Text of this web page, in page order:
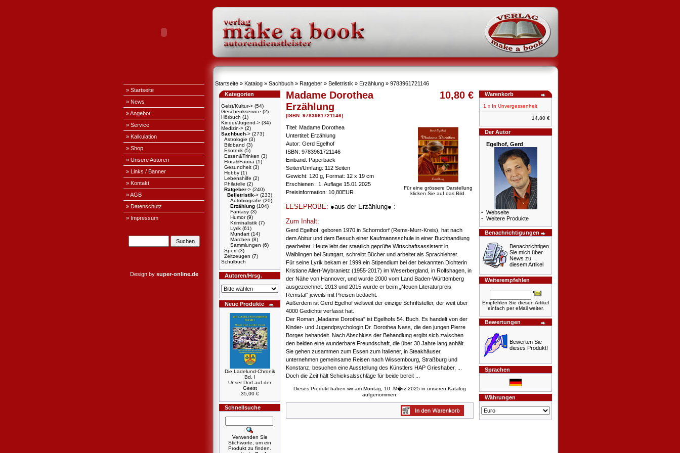
» Startseite
» News
» Angebot
» Service
» Kalkulation
» Shop
» Unsere Autoren
» Links / Banner
» Kontakt
» AGB
» Datenschutz
» Impressum
Design by super-online.de
Startseite » Katalog » Sachbuch » Ratgeber » Belletristik » Erzählung » 9783961721146
Kategorien
Geist/Kultur-> (54)
Geschenkservice (2)
Hörbuch (1)
Kinder/Jugend-> (34)
Medizin-> (2)
Sachbuch-> (273)
Astrologie (3)
Bildband (3)
Esoterik (5)
Essen&Trinken (3)
Flora&Fauna (1)
Gesundheit (3)
Hobby (1)
Lebenshilfe (2)
Philatelie (2)
Ratgeber-> (240)
Belletristik-> (233)
Autobiografie (20)
Erzählung (104)
Fantasy (3)
Humor(9)
Kriminalistik (7)
Lyrik (61)
Mundart (14)
Märchen (8)
Sammlungen (6)
Sport (3)
Zeitzeugen (7)
Schulbuch
Autoren/Hrsg.
Neue Produkte
Die Ladelund-Chronik
Bd. I
Unser Dorf auf der
Geest
35,00 €
Schnellsuche
Verwenden Sie
Stichworte, um ein
Produkt zu finden.
Madame Dorothea
Erzählung
[ISBN: 9783961721146]
10,80 €
Für eine grössere Darstellung
klicken Sie auf das Bild.
Titel: Madame Dorothea
Untertitel: Erzählung
Autor: Gerd Egelhof
ISBN: 9783961721146
Einband: Paperback
Seiten/Umfang: 112 Seiten
Gewicht: 120 g, Format: 12 x 19 cm
Erschienen : 1. Auflage 15.01.2025
Preisinformation: 10,80EUR
LESEPROBE: ●aus der Erzählung● :
Zum Inhalt:
Gerd Egelhof, geboren 1970 in Schorndorf (Rems-Murr-Kreis), hat nach
dem Abitur und dem Besuch einer Kaufmannsschule in einer Buchhandlung
gearbeitet. Heute lebt der staatlich geprüfte Wirtschaftsassistent in
Waiblingen bei Stuttgart, schreibt Bücher und arbeitet als Sprachlehrer.
Für seine Lyrik bekam er 1999 ein Stipendium bei der bekannten Dichterin
Kristiane Allert-Wybranietz (1955-2017) im Weserbergland, in Rolfshagen, in
der Nähe von Hannover, und wurde 2000 vom Land Baden-Württemberg
ausgezeichnet. 2013 und 2015 wurde er beim „Neuen Literaturpreis
Remstal“ jeweils mit Preisen bedacht.
Außerdem ist Gerd Egelhof weltweit der einzige Schriftsteller, der weit über
4000 Gedichte verfasst hat.
Der Roman „Madame Dorothea" ist Egelhofs 54. Buch. Es handelt von der
Kinder- und Jugendpsychologin Dr. Dorothea Nass, die den jungen Pierre
Borges behandelt. Nach Abschluss der Behandlung ergibt sich zwischen
den beiden eine wunderbare Freundschaft, die über 30 Jahre lang anhält.
Sie gehen zusammen zum Essen zum Italiener, in Steakhäuser,
unternehmen gemeinsame Reisen nach Wissembourg, Straßburg und
Konstanz, besuchen eine Ausstellung des Künstlers HAP Grieshaber, ...
Doch die Zeit hält Schicksalsschläge für beide bereit ...
Dieses Produkt haben wir am Montag, 10. M�rz 2025 in unseren Katalog
aufgenommen.
Warenkorb
1 x In Unvergessenheit
14,80 €
Der Autor
Egelhof, Gerd
- Webseite
- Weitere Produkte
Benachrichtigungen
Benachrichtigen
Sie mich über
News zu
diesem Artikel
Weiterempfehlen
Empfehlen Sie diesen Artikel
einfach per eMail weiter.
Bewertungen
Bewerten Sie
dieses Produkt!
Sprachen
Währungen